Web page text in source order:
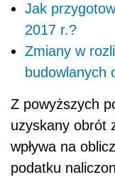
Jak
2017 r.?
Zmiany w
budowlanych
Z powyższych
uzyskany obrót
wpływa na
podatku